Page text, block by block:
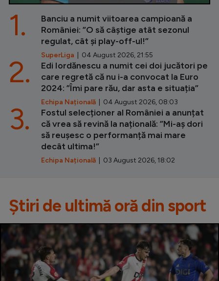
Banciu a numit viitoarea campioană a
României: ”O să câștige atât sezonul
regulat, cât și play-off-ul!”
SuperLiga | 04 August 2026, 21:55
1.
Edi Iordănescu a numit cei doi jucători pe
care regretă că nu i-a convocat la Euro
2024: ”Îmi pare rău, dar asta e situația”
Echipa Națională | 04 August 2026, 08:03
2.
Fostul selecționer al României a anunțat
că vrea să revină la națională: ”Mi-aș dori
să reușesc o performanță mai mare
decât ultima!”
Echipa Națională | 03 August 2026, 18:02
3.
Știri de ultimă oră din sport